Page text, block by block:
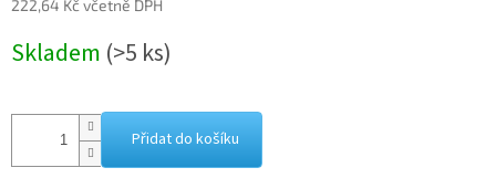
222,64 Kč včetně DPH
cena:
Skladem (>5 ks)
Přidat do košíku